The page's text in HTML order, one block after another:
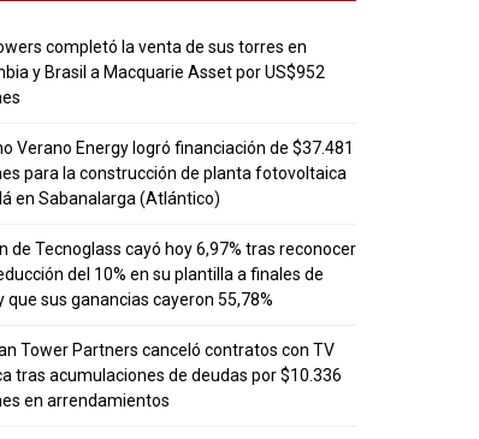
completó la venta de sus torres en
y Brasil a Macquarie Asset por US$952
Verano Energy logró financiación de $37.481
para la construcción de planta fotovoltaica
en Sabanalarga (Atlántico)
de Tecnoglass cayó hoy 6,97% tras reconocer
del 10% en su plantilla a finales de
que sus ganancias cayeron 55,78%
Tower Partners canceló contratos con TV
tras acumulaciones de deudas por $10.336
en arrendamientos